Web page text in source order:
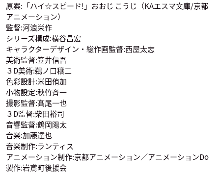
鈴村健一
御子柴百太郎
渡辺明乃
山崎宗介
声優：細谷佳正
葉月 渚
原案:「ハイ☆スピード!」おおじ こうじ（KAエスマ文庫/京都
アニメーション）
監督:河浪栄作
シリーズ構成:横谷昌宏
キャラクターデザイン・総作画監督:西屋太志
美術監督:笠井信吾
３D美術:鵜ノ口穣二
色彩設計:米田侑加
小物設定:秋竹斉一
撮影監督:髙尾一也
３D監督:柴田裕司
音響監督:鶴岡陽太
音楽:加藤達也
音楽制作:ランティス
アニメーション制作:京都アニメーション／アニメーションDo
製作:岩鳶町後援会